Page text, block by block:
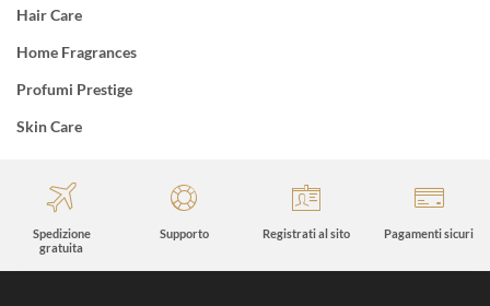
Hair Care
Home Fragrances
Profumi Prestige
Skin Care
Spedizione
gratuita
Supporto Registrati al sito Pagamenti sicuri